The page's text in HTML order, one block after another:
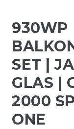
930WP
SET |
GLAS |
2000
ONE